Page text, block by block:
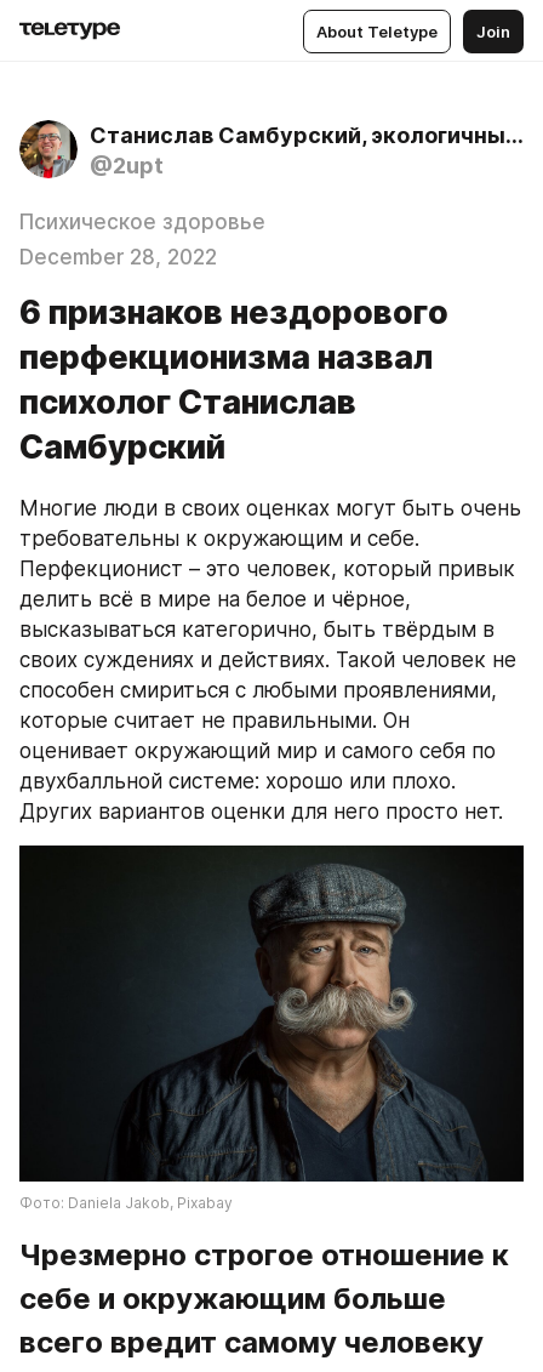
About Teletype Join
Станислав Самбурский, экологичный психолог
@2upt
Психическое здоровье
December 28, 2022
6 признаков нездорового
перфекционизма назвал
психолог Станислав
Самбурский
Многие люди в своих оценках могут быть очень
требовательны к окружающим и себе.
Перфекционист – это человек, который привык
делить всё в мире на белое и чёрное,
высказываться категорично, быть твёрдым в
своих суждениях и действиях. Такой человек не
способен смириться с любыми проявлениями,
которые считает не правильными. Он
оценивает окружающий мир и самого себя по
двухбалльной системе: хорошо или плохо.
Других вариантов оценки для него просто нет.
Фото: Daniela Jakob, Pixabay
Чрезмерно строгое отношение к
себе и окружающим больше
всего вредит самому человеку